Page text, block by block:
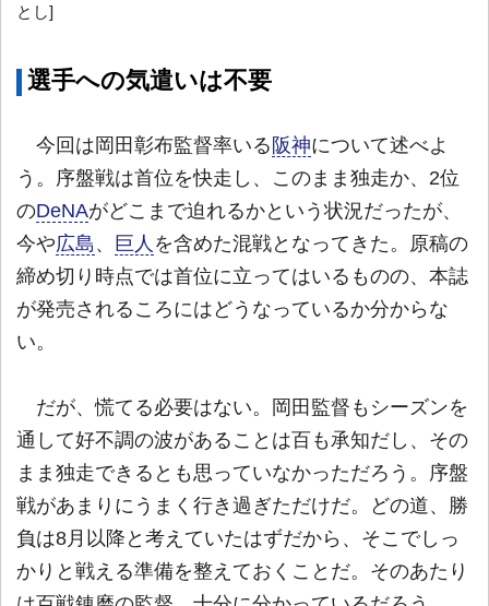
とし]
選手への気遣いは不要
今回は岡田彰布監督率いる阪神について述べよ
う。序盤戦は首位を快走し、このまま独走か、2位
のDeNAがどこまで迫れるかという状況だったが、
今や広島 、 巨人 を含めた混戦となってきた。原稿の
締め切り時点では首位に立ってはいるものの、本誌
が発売されるころにはどうなっているか分からな
い。
だが、慌てる必要はない。岡田監督もシーズンを
通して好不調の波があることは百も承知だし、その
まま独走できるとも思っていなかっただろう。序盤
戦があまりにうまく行き過ぎただけだ。どの道、勝
負は8月以降と考えていたはずだから、そこでしっ
かりと戦える準備を整えておくことだ。そのあたり